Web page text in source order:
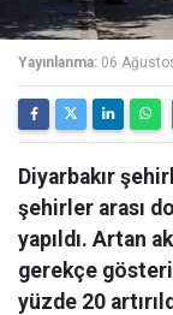
Yayınlanma: 06
Diyarbakır
şehirler arası
yapıldı. Artan
gerekçe
yüzde 20